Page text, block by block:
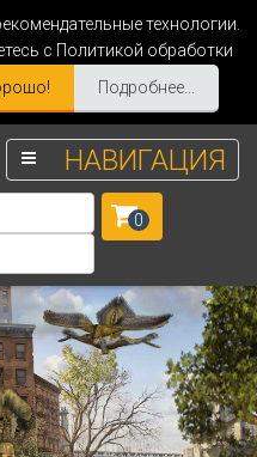
технологии.
с Политикой обработки
Подробнее...
НАВИГАЦИЯ
0